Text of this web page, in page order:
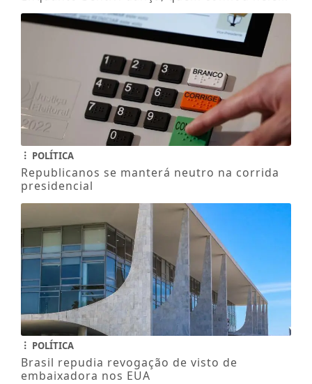
POLÍTICA
Republicanos se manterá neutro na corrida
presidencial
POLÍTICA
Brasil repudia revogação de visto de
embaixadora nos EUA